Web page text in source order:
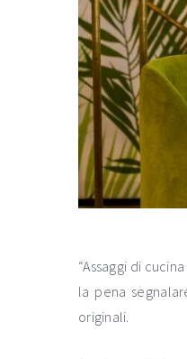
“Assaggi di
la pena
originali.